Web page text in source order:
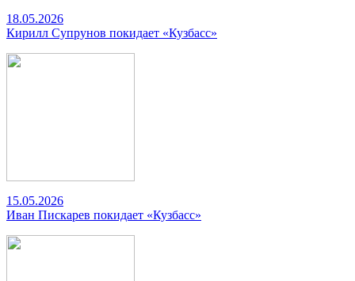
18.05.2026
Кирилл Супрунов покидает «Кузбасс»
15.05.2026
Иван Пискарев покидает «Кузбасс»